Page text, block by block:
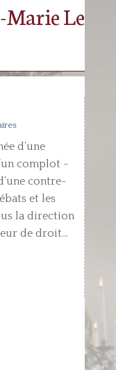
Marie Le
d’une
complot -
contre-
et les
la direction
de droit...